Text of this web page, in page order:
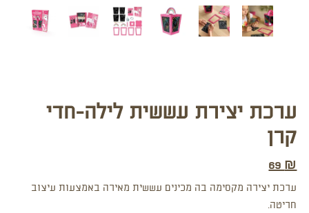
ערכת יצירת עששית לילה-חדי
קרן
69 ₪
ערכת יצירה מקסימה בה מכינים עששית מאירה באמצעות עיצוב
חריטה.